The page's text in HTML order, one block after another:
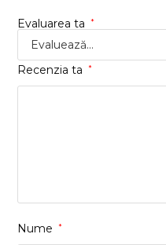
Evaluarea ta *
Recenzia ta *
Nume *